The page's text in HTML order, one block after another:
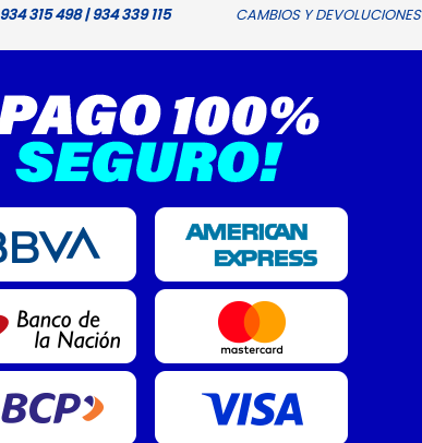
934 315 498 | 934 339 115
CAMBIOS Y DEVOLUCIONES